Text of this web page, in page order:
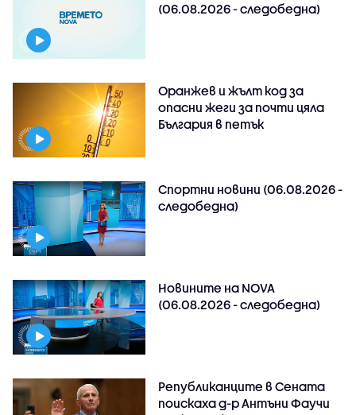
(06.08.2026 - следобедна)
Оранжев и жълт код за
опасни жеги за почти цяла
България в петък
Спортни новини (06.08.2026 -
следобедна)
Новините на NOVA
(06.08.2026 - следобедна)
Републиканците в Сената
поискаха д-р Антъни Фаучи